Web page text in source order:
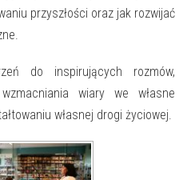
przyszłości oraz jak rozwijać
do inspirujących rozmów,
wiary we własne
własnej drogi życiowej.